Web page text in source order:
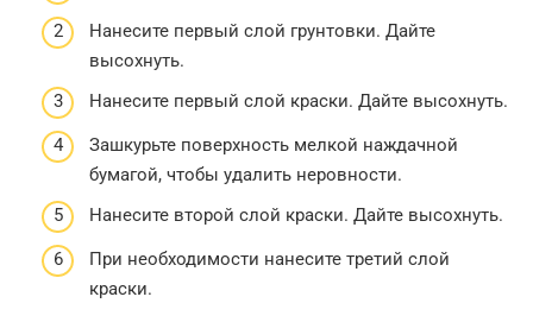
Нанесите первый слой грунтовки. Дайте
высохнуть.
Нанесите первый слой краски. Дайте высохнуть.
Зашкурьте поверхность мелкой наждачной
бумагой, чтобы удалить неровности.
Нанесите второй слой краски. Дайте высохнуть.
При необходимости нанесите третий слой
краски.